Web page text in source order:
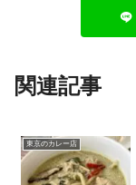
関連記事
東京のカレー店